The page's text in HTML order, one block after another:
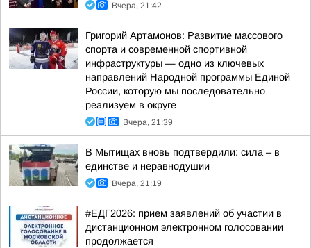
Вчера, 21:42
Григорий Артамонов: Развитие массового
спорта и современной спортивной
инфраструктуры — одно из ключевых
направлений Народной программы Единой
России, которую мы последовательно
реализуем в округе
Вчера, 21:39
В Мытищах вновь подтвердили: сила – в
единстве и неравнодушии
Вчера, 21:19
#ЕДГ2026: прием заявлений об участии в
дистанционном электронном голосовании
продолжается